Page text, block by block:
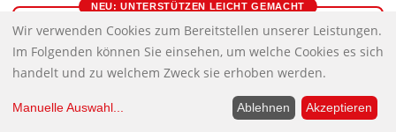
NEU: UNTERSTÜTZEN LEICHT GEMACHT
Unabhängiger Journalismus braucht
unabhängige Finanzierung
Die NachDenkSeiten sind für eine kritische
Meinungsbildung wichtig, das sagen uns sehr, sehr
Wir verwenden Cookies zum Bereitstellen unserer Leistungen.
Im Folgenden können Sie einsehen, um welche Cookies es sich
handelt und zu welchem Zweck sie erhoben werden.
Manuelle Auswahl... Ablehnen Akzeptieren